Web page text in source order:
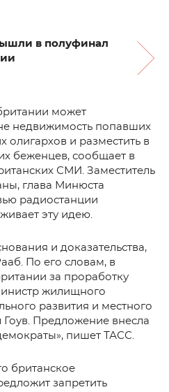
в полуфинал
может
недвижимость попавших
олигархов и разместить в
беженцев, сообщает в
СМИ. Заместитель
глава Минюста
радиостанции
эту идею.
и доказательства,
По его словам, в
за проработку
жилищного
развития и местного
Предложение внесла
пишет ТАСС.
британское
запретить